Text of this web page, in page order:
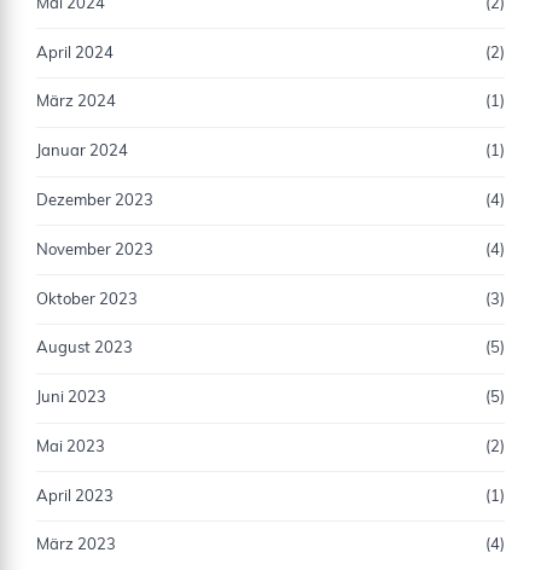
Mai 2024 (2)
April 2024 (2)
März 2024 (1)
Januar 2024 (1)
Dezember 2023 (4)
November 2023 (4)
Oktober 2023 (3)
August 2023 (5)
Juni 2023 (5)
Mai 2023 (2)
April 2023 (1)
März 2023 (4)